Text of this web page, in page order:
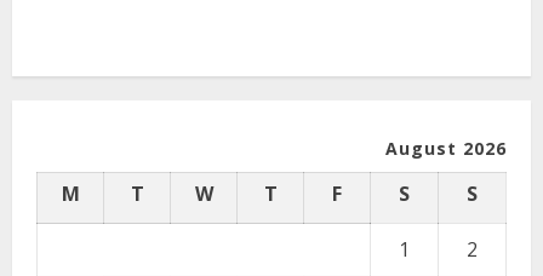
August 2026
M T W T F S S
1
2